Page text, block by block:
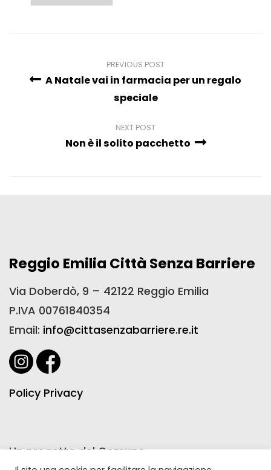
PREVIOUS POST
A Natale vai in farmacia per un regalo
speciale
NEXT POST
Non è il solito pacchetto
Reggio Emilia Città Senza Barriere
Via Doberdò, 9 – 42122 Reggio Emilia
P.IVA 00761840354
Email: info@cittasenzabarriere.re.it
Policy Privacy
Un progetto del Comune